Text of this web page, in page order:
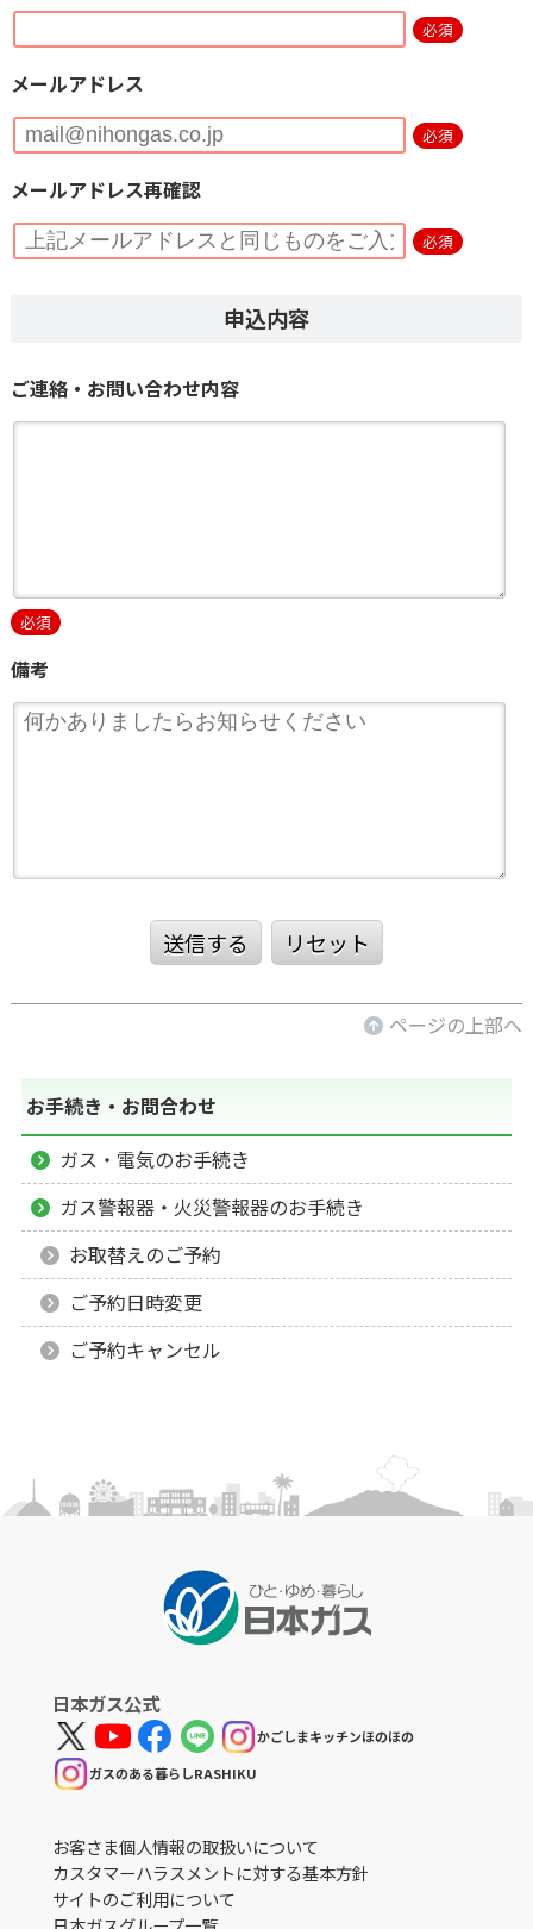
必須
メールアドレス
必須
メールアドレス再確認
必須
申込内容
ご連絡・お問い合わせ内容
必須
備考
送信する リセット
ページの上部へ
お手続き・お問合わせ
ガス・電気のお手続き
ガス警報器・火災警報器のお手続き
お取替えのご予約
ご予約日時変更
ご予約キャンセル
日本ガス公式
かごしまキッチンほのほの
ガスのある暮らしRASHIKU
お客さま個人情報の取扱いについて
カスタマーハラスメントに対する基本方針
サイトのご利用について